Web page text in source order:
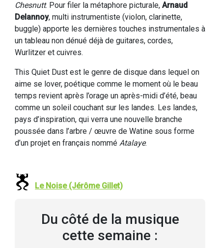
Chesnutt. Pour filer la métaphore picturale, Arnaud
Delannoy, multi instrumentiste (violon, clarinette,
buggle) apporte les dernières touches instrumentales à
un tableau non dénué déjà de guitares, cordes,
Wurlitzer et cuivres.
This Quiet Dust est le genre de disque dans lequel on
aime se lover, poétique comme le moment où le beau
temps revient après l’orage un après-midi d’été, beau
comme un soleil couchant sur les landes. Les landes,
pays d’inspiration, qui verra une nouvelle branche
poussée dans l’arbre / œuvre de Watine sous forme
d’un projet en français nommé Atalaye.
Le Noise (Jérôme Gillet)
Du côté de la musique
cette semaine :